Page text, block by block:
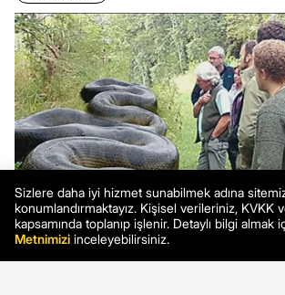
Sizlere daha iyi hizmet sunabilmek adına
konumlandırmaktayız. Kişisel verileriniz, KVKK
kapsamında toplanıp işlenir. Detaylı bilgi almak
Metnimizi inceleyebilirsiniz.